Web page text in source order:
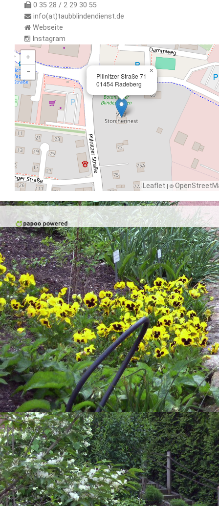
0 35 28 / 2 29 30 55
info(at)taubblindendienst.de
Webseite
Instagram
Pillnitzer Straße 71
01454 Radeberg
×
+
−
Leaflet | ©